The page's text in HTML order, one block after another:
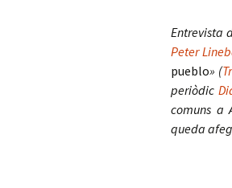
Entrevista
Peter
pueblo» (
periòdic
comuns a
queda